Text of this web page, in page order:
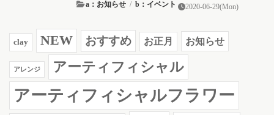
2020-06-29(Mon)
a：お知らせ / b：イベント
clay NEW おすすめ お正月 お知らせ
アレンジ アーティフィシャル
アーティフィシャルフラワー